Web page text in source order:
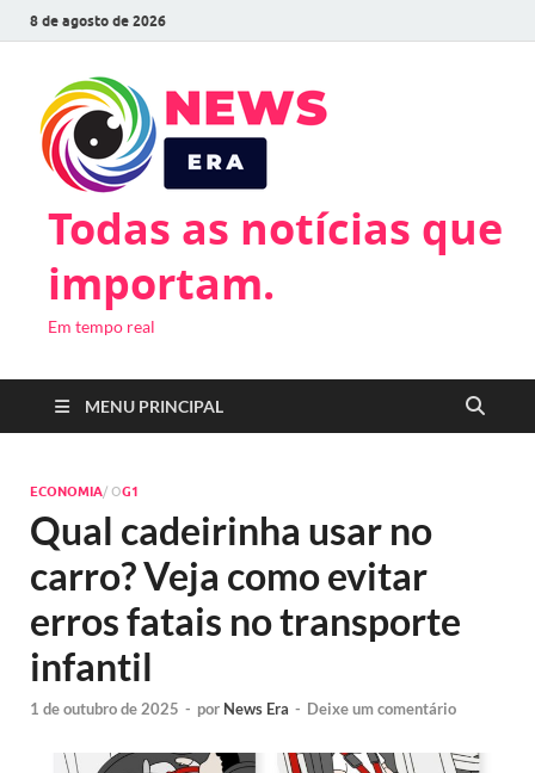
8 de agosto de 2026
Todas as notícias que
importam.
Em tempo real
MENU PRINCIPAL
ECONOMIA/ OG1
Qual cadeirinha usar no
carro? Veja como evitar
erros fatais no transporte
infantil
1 de outubro de 2025 - por News Era - Deixe um comentário